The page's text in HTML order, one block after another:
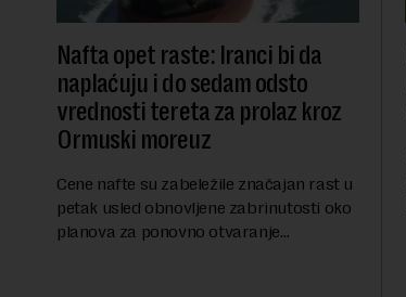
Nafta opet raste: Iranci bi da
naplaćuju i do sedam odsto
vrednosti tereta za prolaz kroz
Ormuski moreuz
Cene nafte su zabeležile značajan rast u
petak usled obnovljene zabrinutosti oko
planova za ponovno otvaranje